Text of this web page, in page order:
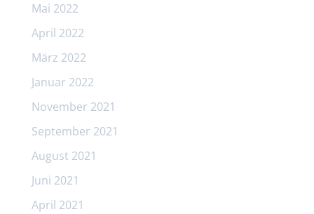
Mai 2022
April 2022
März 2022
Januar 2022
November 2021
September 2021
August 2021
Juni 2021
April 2021